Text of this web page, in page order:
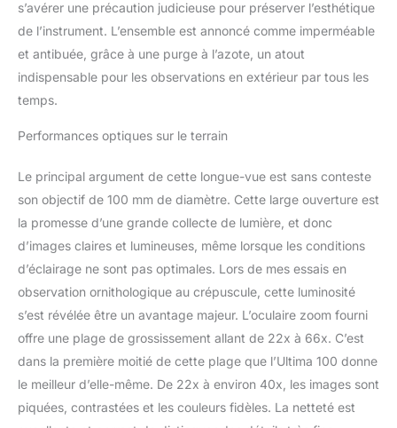
des marques de
télescopes, installé en
Californie depuis 1960.
de deux ans
s’avérer une précaution judicieuse pour préserver l’esthétique
de l’instrument. L’ensemble est annoncé comme imperméable
et antibuée, grâce à une purge à l’azote, un atout
indispensable pour les observations en extérieur par tous les
temps.
Performances optiques sur le terrain
Le principal argument de cette longue-vue est sans conteste
son objectif de 100 mm de diamètre. Cette large ouverture est
la promesse d’une grande collecte de lumière, et donc
d’images claires et lumineuses, même lorsque les conditions
d’éclairage ne sont pas optimales. Lors de mes essais en
observation ornithologique au crépuscule, cette luminosité
s’est révélée être un avantage majeur. L’oculaire zoom fourni
offre une plage de grossissement allant de 22x à 66x. C’est
dans la première moitié de cette plage que l’Ultima 100 donne
le meilleur d’elle-même. De 22x à environ 40x, les images sont
piquées, contrastées et les couleurs fidèles. La netteté est